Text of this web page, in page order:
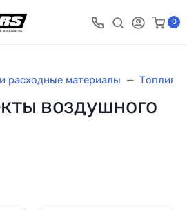
0
расходные материалы
воздушного